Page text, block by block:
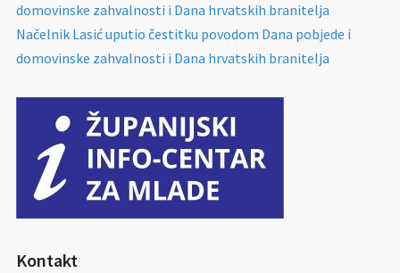
domovinske zahvalnosti i Dana hrvatskih branitelja
Načelnik Lasić uputio čestitku povodom Dana pobjede i
domovinske zahvalnosti i Dana hrvatskih branitelja
Kontakt